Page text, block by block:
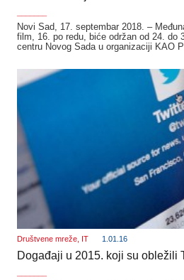
Novi Sad, 17. septembar 2018. –
film, 16. po redu, biće održan od 24. do
centru Novog Sada u organizaciji KAO
Društvene mreže IT 1.01.16
Događaji u 2015. koji su obležili